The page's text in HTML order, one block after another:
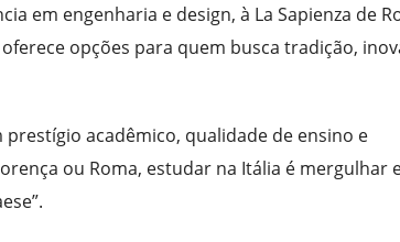
em engenharia e design, à La Sapienza de
opções para quem busca tradição,
acadêmico, qualidade de ensino e
ou Roma, estudar na Itália é mergulhar